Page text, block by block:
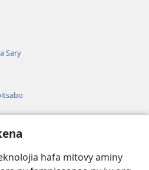
hafa mitovy aminy
Sary